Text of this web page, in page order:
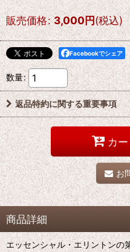
販売価格: 3,000円(税込)
Facebookでシェア
数量:
返品特約に関する重要事項
カ
お
商品詳細
エッセンシャル・エリントンの